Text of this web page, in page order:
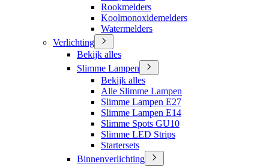
Rookmelders
Koolmonoxidemelders
Watermelders
Verlichting
Bekijk alles
Slimme Lampen
Bekijk alles
Alle Slimme Lampen
Slimme Lampen E27
Slimme Lampen E14
Slimme Spots GU10
Slimme LED Strips
Startersets
Binnenverlichting